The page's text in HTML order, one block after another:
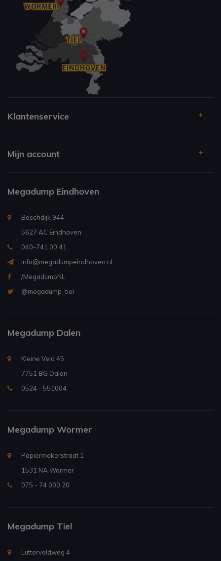
Klantenservice
Mijn account
Megadump Eindhoven
Boschdijk 944
5627 AC Eindhoven
040-741 00 41
info@megadumpeindhoven.nl
/MegadumpNL
@megadump_tiel
Megadump Dalen
Kleine Veld 45
7751 BG Dalen
0524 - 551004
Megadump Wormer
Papiermakerstraat 1
1531 NA Wormer
075 - 74 000 20
Megadump Tiel
Lutterveldweg 4